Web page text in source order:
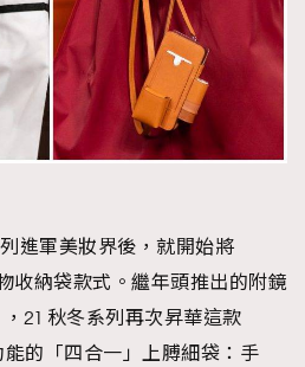
進軍美妝界後，就開始將
收納袋款式。繼年頭推出的附鏡
21 秋冬系列再次昇華這款
的「四合一」上膊細袋：手